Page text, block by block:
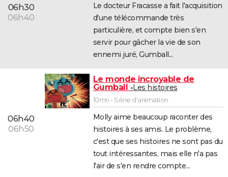
06h30
06h40
Le docteur Fracasse a fait l'acquisition
d'une télécommande très
particulière, et compte bien s'en
servir pour gâcher la vie de son
ennemi juré, Gumball...
06h40
06h50
Le monde incroyable de
Gumball
Les histoires
10mn - Série d'animation
Molly aime beaucoup raconter des
histoires à ses amis. Le problème,
c'est que ses histoires ne sont pas du
tout intéressantes, mais elle n'a pas
l'air de s'en rendre compte...